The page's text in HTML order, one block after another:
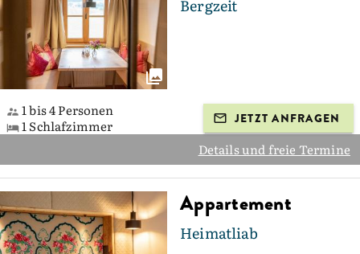
Bergzeit
1 bis 4 Personen
1 Schlafzimmer
JETZT ANFRAGEN
Details und freie Termine
Appartement
Heimatliab